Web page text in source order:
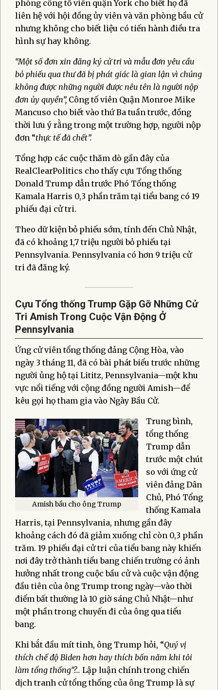
phòng công tố viên quận York cho biết họ đã
liên hệ với hội đồng ủy viên và văn phòng bầu cử
nhưng không cho biết liệu có tiến hành điều tra
hình sự hay không.
“Một số đơn xin đăng ký cử tri và mẫu đơn yêu cầu
bỏ phiếu qua thư đã bị phát giác là gian lận vì chúng
không được những người được nêu tên là người nộp
đơn ủy quyền”, Công tố viên Quận Monroe Mike
Mancuso cho biết vào thứ Ba tuần trước, đồng
thời lưu ý rằng trong một trường hợp, người nộp
đơn “thực tế đã chết”.
Tổng hợp các cuộc thăm dò gần đây của
RealClearPolitics cho thấy cựu Tổng thống
Donald Trump dẫn trước Phó Tổng thống
Kamala Harris 0,3 phần trăm tại tiểu bang có 19
phiếu đại cử tri.
Theo dữ kiện bỏ phiếu sớm, tính đến Chủ Nhật,
đã có khoảng 1,7 triệu người bỏ phiếu tại
Pennsylvania. Pennsylvania có hơn 9 triệu cử
tri đã đăng ký.
Cựu Tổng thống Trump Gặp Gỡ Những Cử
Tri Amish Trong Cuộc Vận Động Ở
Pennsylvania
Ứng cử viên tổng thống đảng Cộng Hòa, vào
ngày 3 tháng 11, đã có bài phát biểu trước những
người ủng hộ tại Lititz, Pennsylvania—một khu
vực nổi tiếng với cộng đồng người Amish—để
kêu gọi họ tham gia vào Ngày Bầu Cử.
Amish bầu cho ông Trump
Trung bình,
tổng thống
Trump dẫn
trước một chút
so với ứng cử
viên đảng Dân
Chủ, Phó Tổng
thống Kamala
Harris, tại Pennsylvania, nhưng gần đây
khoảng cách đó đã giảm xuống chỉ còn 0,3 phần
trăm. 19 phiếu đại cử tri của tiểu bang này khiến
nơi đây trở thành tiểu bang chiến trường có ảnh
hưởng nhất trong cuộc bầu cử và cuộc vận động
đầu tiên của ông Trump trong ngày—vào thời
điểm bất thường là 10 giờ sáng Chủ Nhật—như
một phần trong chuyến đi của ông qua tiểu
bang.
Khi bắt đầu mít tinh, ông Trump hỏi, “Quý vị
thích chế độ Biden hơn hay thích bốn năm khi tôi
làm tổng thống”?.. Lập luận chính trong chiến
dịch tranh cử tổng thống của ông Trump là sự